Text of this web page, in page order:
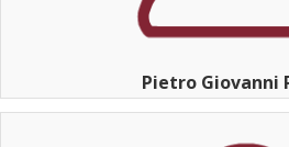
Pietro Giovanni